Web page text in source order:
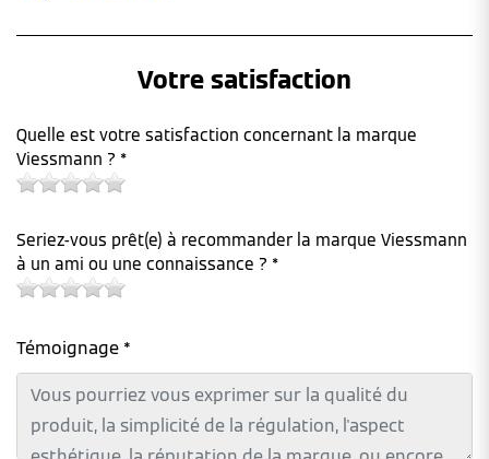
Votre satisfaction
Quelle est votre satisfaction concernant la marque
Viessmann ? *
Seriez-vous prêt(e) à recommander la marque Viessmann
à un ami ou une connaissance ? *
Témoignage *